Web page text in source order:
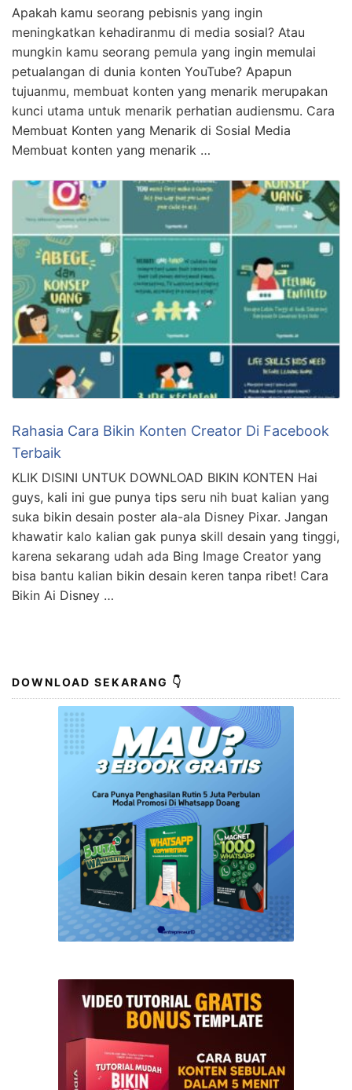
Apakah kamu seorang pebisnis yang ingin
meningkatkan kehadiranmu di media sosial? Atau
mungkin kamu seorang pemula yang ingin memulai
petualangan di dunia konten YouTube? Apapun
tujuanmu, membuat konten yang menarik merupakan
kunci utama untuk menarik perhatian audiensmu. Cara
Membuat Konten yang Menarik di Sosial Media
Membuat konten yang menarik …
Rahasia Cara Bikin Konten Creator Di Facebook
Terbaik
KLIK DISINI UNTUK DOWNLOAD BIKIN KONTEN Hai
guys, kali ini gue punya tips seru nih buat kalian yang
suka bikin desain poster ala-ala Disney Pixar. Jangan
khawatir kalo kalian gak punya skill desain yang tinggi,
karena sekarang udah ada Bing Image Creator yang
bisa bantu kalian bikin desain keren tanpa ribet! Cara
Bikin Ai Disney …
DOWNLOAD SEKARANG 👇